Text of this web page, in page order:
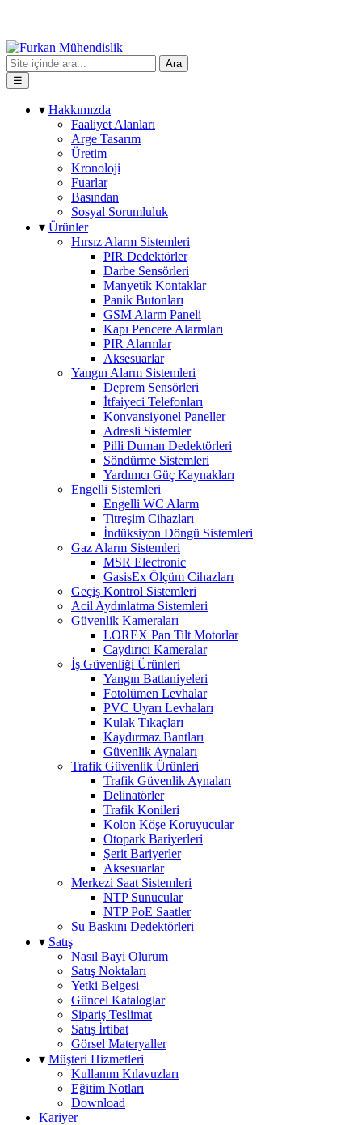
Ara
☰
▾ Hakkımızda
Faaliyet Alanları
Arge Tasarım
Üretim
Kronoloji
Fuarlar
Basından
Sosyal Sorumluluk
▾ Ürünler
Hırsız Alarm Sistemleri
PIR Dedektörler
Darbe Sensörleri
Manyetik Kontaklar
Panik Butonları
GSM Alarm Paneli
Kapı Pencere Alarmları
PIR Alarmlar
Aksesuarlar
Yangın Alarm Sistemleri
Deprem Sensörleri
İtfaiyeci Telefonları
Konvansiyonel Paneller
Adresli Sistemler
Pilli Duman Dedektörleri
Söndürme Sistemleri
Yardımcı Güç Kaynakları
Engelli Sistemleri
Engelli WC Alarm
Titreşim Cihazları
İndüksiyon Döngü Sistemleri
Gaz Alarm Sistemleri
MSR Electronic
GasisEx Ölçüm Cihazları
Geçiş Kontrol Sistemleri
Acil Aydınlatma Sistemleri
Güvenlik Kameraları
LOREX Pan Tilt Motorlar
Caydırıcı Kameralar
İş Güvenliği Ürünleri
Yangın Battaniyeleri
Fotolümen Levhalar
PVC Uyarı Levhaları
Kulak Tıkaçları
Kaydırmaz Bantları
Güvenlik Aynaları
Trafik Güvenlik Ürünleri
Trafik Güvenlik Aynaları
Delinatörler
Trafik Konileri
Kolon Köşe Koruyucular
Otopark Bariyerleri
Şerit Bariyerler
Aksesuarlar
Merkezi Saat Sistemleri
NTP Sunucular
NTP PoE Saatler
Su Baskını Dedektörleri
▾ Satış
Nasıl Bayi Olurum
Satış Noktaları
Yetki Belgesi
Güncel Kataloglar
Sipariş Teslimat
Satış İrtibat
Görsel Materyaller
▾ Müşteri Hizmetleri
Kullanım Kılavuzları
Eğitim Notları
Download
Kariyer